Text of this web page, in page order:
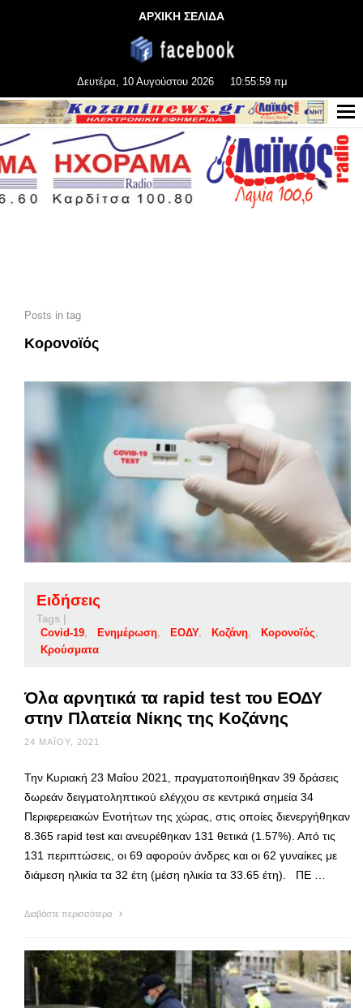
ΑΡΧΙΚΗ ΣΕΛΙΔΑ
Δευτέρα, 10 Αυγούστου 2026 10:56:01 πμ
Posts in tag
Κορονοϊός
Ειδήσεις
Tags |
Covid-19
Ενημέρωση ΕΟΔΥ Κοζάνη
Κορονοϊός
Κρούσματα
Όλα αρνητικά τα rapid test του ΕΟΔΥ
στην Πλατεία Νίκης της Κοζάνης
24 ΜΑΪ́ΟΥ, 2021
Την Κυριακή 23 Μαΐου 2021, πραγματοποιήθηκαν 39 δράσεις
δωρεάν δειγματοληπτικού ελέγχου σε κεντρικά σημεία 34
Περιφερειακών Ενοτήτων της χώρας, στις οποίες διενεργήθηκαν
8.365 rapid test και ανευρέθηκαν 131 θετικά (1.57%). Από τις
131 περιπτώσεις, οι 69 αφορούν άνδρες και οι 62 γυναίκες με
διάμεση ηλικία τα 32 έτη (μέση ηλικία τα 33.65 έτη). ΠΕ …
Διαβάστε περισσότερα